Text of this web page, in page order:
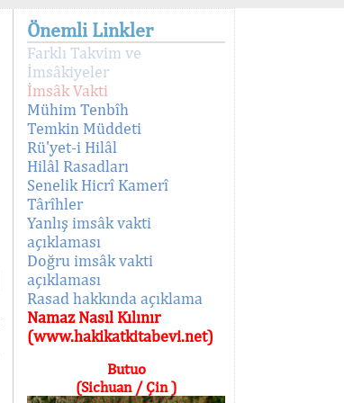
Önemli Linkler
Farklı Takvim ve
İmsâkiyeler
İmsâk Vakti
Mühim Tenbîh
Temkin Müddeti
Rü'yet-i Hilâl
Hilâl Rasadları
Senelik Hicrî Kamerî
Târîhler
Yanlış imsâk vakti
açıklaması
Doğru imsâk vakti
açıklaması
Rasad hakkında açıklama
Namaz Nasıl Kılınır
(www.hakikatkitabevi.net)
Butuo
(Sichuan / Çin )